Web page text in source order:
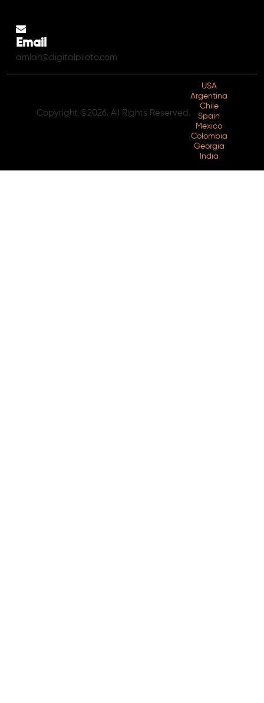
Email
amlan@digitalpiloto.com
Copyright ©2026. All Rights Reserved.
USA
Argentina
Chile
Spain
Mexico
Colombia
Georgia
India